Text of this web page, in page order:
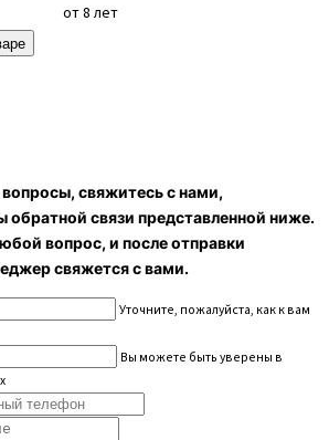
от 8 лет
вопросы, свяжитесь с нами,
связи представленной ниже.
вопрос, и после отправки
свяжется с вами.
Уточните, пожалуйста, как к вам
Вы можете быть уверены в